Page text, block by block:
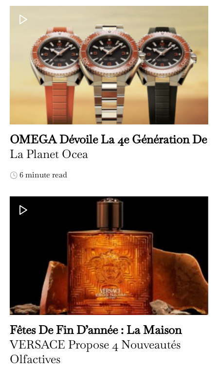
OMEGA Dévoile La 4e Génération De
La Planet Ocea
6 minute read
Fêtes De Fin D’année : La Maison
VERSACE Propose 4 Nouveautés
Olfactives